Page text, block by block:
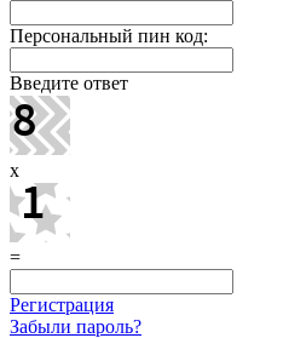
Персональный пин код:
Введите ответ
x
=
Регистрация
Забыли пароль?